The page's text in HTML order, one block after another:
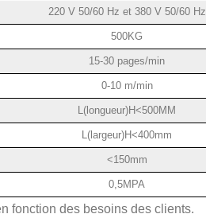
220 V 50/60 Hz et 380 V 50/60 Hz
500KG
15-30 pages/min
0-10 m/min
L(longueur)H<500MM
L(largeur)H<400mm
<150mm
0,5MPA
fonction des besoins des clients.